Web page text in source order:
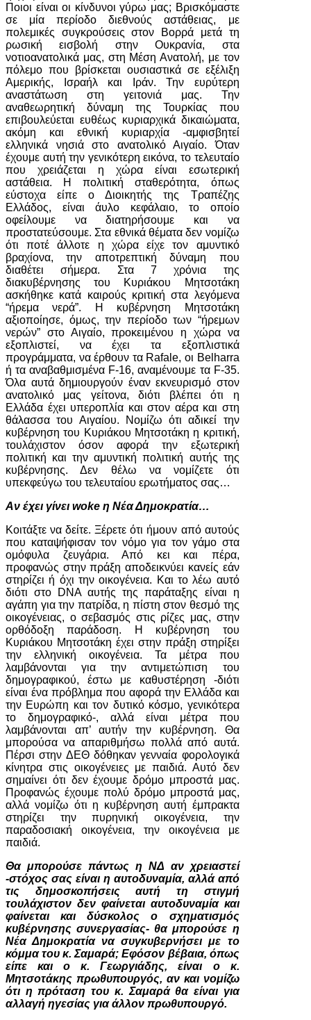
Ποιοι είναι οι κίνδυνοι γύρω μας; Βρισκόμαστε
σε μία περίοδο διεθνούς αστάθειας, με
πολεμικές συγκρούσεις στον Βορρά μετά τη
ρωσική εισβολή στην Ουκρανία, στα
νοτιοανατολικά μας, στη Μέση Ανατολή, με τον
πόλεμο που βρίσκεται ουσιαστικά σε εξέλιξη
Αμερικής, Ισραήλ και Ιράν. Την ευρύτερη
αναστάτωση στη γειτονιά μας. Την
αναθεωρητική δύναμη της Τουρκίας που
επιβουλεύεται ευθέως κυριαρχικά δικαιώματα,
ακόμη και εθνική κυριαρχία -αμφισβητεί
ελληνικά νησιά στο ανατολικό Αιγαίο. Όταν
έχουμε αυτή την γενικότερη εικόνα, το τελευταίο
που χρειάζεται η χώρα είναι εσωτερική
αστάθεια. Η πολιτική σταθερότητα, όπως
εύστοχα είπε ο Διοικητής της Τραπέζης
Ελλάδος, είναι άυλο κεφάλαιο, το οποίο
οφείλουμε να διατηρήσουμε και να
προστατεύσουμε. Στα εθνικά θέματα δεν νομίζω
ότι ποτέ άλλοτε η χώρα είχε τον αμυντικό
βραχίονα, την αποτρεπτική δύναμη που
διαθέτει σήμερα. Στα 7 χρόνια της
διακυβέρνησης του Κυριάκου Μητσοτάκη
ασκήθηκε κατά καιρούς κριτική στα λεγόμενα
“ήρεμα νερά”. Η κυβέρνηση Μητσοτάκη
αξιοποίησε, όμως, την περίοδο των “ήρεμων
νερών” στο Αιγαίο, προκειμένου η χώρα να
εξοπλιστεί, να έχει τα εξοπλιστικά
προγράμματα, να έρθουν τα Rafale, οι Belharra
ή τα αναβαθμισμένα F-16, αναμένουμε τα F-35.
Όλα αυτά δημιουργούν έναν εκνευρισμό στον
ανατολικό μας γείτονα, διότι βλέπει ότι η
Ελλάδα έχει υπεροπλία και στον αέρα και στη
θάλασσα του Αιγαίου. Νομίζω ότι αδικεί την
κυβέρνηση του Κυριάκου Μητσοτάκη η κριτική,
τουλάχιστον όσον αφορά την εξωτερική
πολιτική και την αμυντική πολιτική αυτής της
κυβέρνησης. Δεν θέλω να νομίζετε ότι
υπεκφεύγω του τελευταίου ερωτήματος σας…
Αν έχει γίνει woke η Νέα Δημοκρατία…
Κοιτάξτε να δείτε. Ξέρετε ότι ήμουν από αυτούς
που καταψήφισαν τον νόμο για τον γάμο στα
ομόφυλα ζευγάρια. Από κει και πέρα,
προφανώς στην πράξη αποδεικνύει κανείς εάν
στηρίζει ή όχι την οικογένεια. Και το λέω αυτό
διότι στο DNA αυτής της παράταξης είναι η
αγάπη για την πατρίδα, η πίστη στον θεσμό της
οικογένειας, ο σεβασμός στις ρίζες μας, στην
ορθόδοξη παράδοση. Η κυβέρνηση του
Κυριάκου Μητσοτάκη έχει στην πράξη στηρίξει
την ελληνική οικογένεια. Τα μέτρα που
λαμβάνονται για την αντιμετώπιση του
δημογραφικού, έστω με καθυστέρηση -διότι
είναι ένα πρόβλημα που αφορά την Ελλάδα και
την Ευρώπη και τον δυτικό κόσμο, γενικότερα
το δημογραφικό-, αλλά είναι μέτρα που
λαμβάνονται απ’ αυτήν την κυβέρνηση. Θα
μπορούσα να απαριθμήσω πολλά από αυτά.
Πέρσι στην ΔΕΘ δόθηκαν γενναία φορολογικά
κίνητρα στις οικογένειες με παιδιά. Αυτό δεν
σημαίνει ότι δεν έχουμε δρόμο μπροστά μας.
Προφανώς έχουμε πολύ δρόμο μπροστά μας,
αλλά νομίζω ότι η κυβέρνηση αυτή έμπρακτα
στηρίζει την πυρηνική οικογένεια, την
παραδοσιακή οικογένεια, την οικογένεια με
παιδιά.
Θα μπορούσε πάντως η ΝΔ αν χρειαστεί
-στόχος σας είναι η αυτοδυναμία, αλλά από
τις δημοσκοπήσεις αυτή τη στιγμή
τουλάχιστον δεν φαίνεται αυτοδυναμία και
φαίνεται και δύσκολος ο σχηματισμός
κυβέρνησης συνεργασίας- θα μπορούσε η
Νέα Δημοκρατία να συγκυβερνήσει με το
κόμμα του κ. Σαμαρά; Εφόσον βέβαια, όπως
είπε και ο κ. Γεωργιάδης, είναι ο κ.
Μητσοτάκης πρωθυπουργός, αν και νομίζω
ότι η πρόταση του κ. Σαμαρά θα είναι για
αλλαγή ηγεσίας για άλλον πρωθυπουργό.